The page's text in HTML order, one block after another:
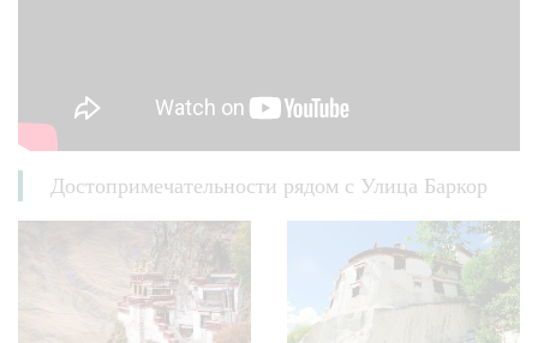
Достопримечательности рядом с Улица Баркор